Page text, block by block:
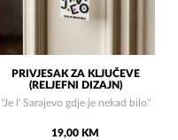
PRIVJESAK ZA KLJUČEVE
(RELJEFNI DIZAJN)
"Je l' Sarajevo gdje je nekad bilo"
19,00 KM